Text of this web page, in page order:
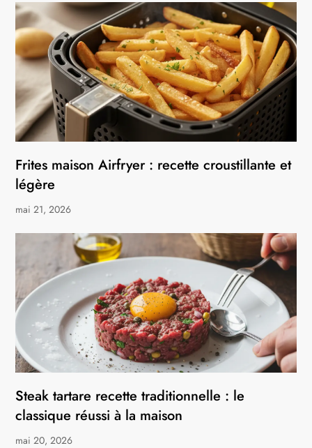
Frites maison Airfryer : recette croustillante et
légère
mai 21, 2026
Steak tartare recette traditionnelle : le
classique réussi à la maison
mai 20, 2026